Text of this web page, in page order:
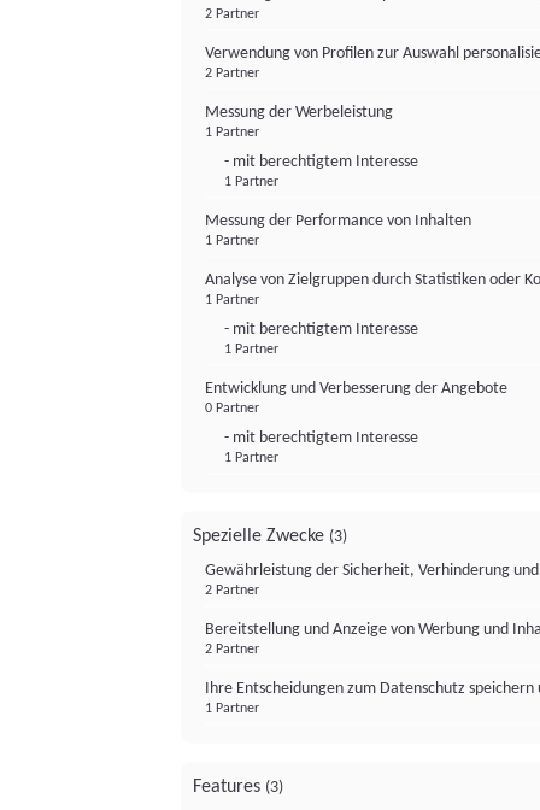
2 Partner
Verwendung von Profilen zur Auswahl
2 Partner
Messung der Werbeleistung
1 Partner
- mit berechtigtem Interesse
1 Partner
Messung der Performance von Inhalten
1 Partner
Analyse von Zielgruppen durch Statistiken oder
1 Partner
- mit berechtigtem Interesse
1 Partner
Entwicklung und Verbesserung der Angebote
0 Partner
- mit berechtigtem Interesse
1 Partner
Spezielle Zwecke (3)
Gewährleistung der Sicherheit, Verhinderung
2 Partner
Bereitstellung und Anzeige von Werbung und
2 Partner
Ihre Entscheidungen zum Datenschutz
1 Partner
Features (3)